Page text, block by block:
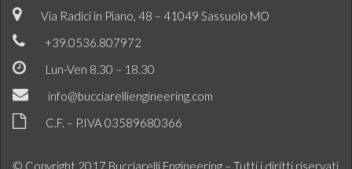
Via Radici in Piano, 48 – 41049 Sassuolo MO
+39.0536.807972
Lun-Ven 8.30 – 18.30
info@bucciarelliengineering.com
C.F. – P.IVA 03589680366
© Copyright 2017 Bucciarelli Engineering – Tutti i diritti riservati